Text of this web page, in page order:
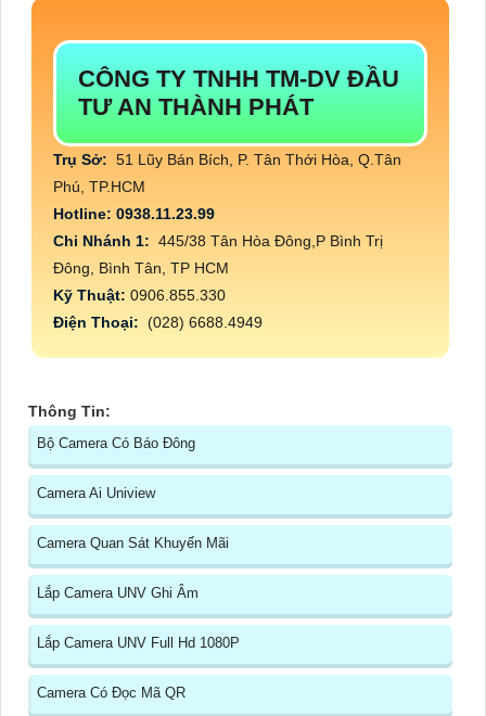
CÔNG TY TNHH TM-DV ĐẦU
TƯ AN THÀNH PHÁT
Trụ Sở: 51 Lũy Bán Bích, P. Tân Thới Hòa, Q.Tân
Phú, TP.HCM
Hotline: 0938.11.23.99
Chi Nhánh 1: 445/38 Tân Hòa Đông,P Bình Trị
Đông, Bình Tân, TP HCM
Kỹ Thuật: 0906.855.330
Điện Thoại: (028) 6688.4949
Thông Tin:
Bộ Camera Có Báo Đông
Camera Ai Uniview
Camera Quan Sát Khuyến Mãi
Lắp Camera UNV Ghi Âm
Lắp Camera UNV Full Hd 1080P
Camera Có Đọc Mã QR